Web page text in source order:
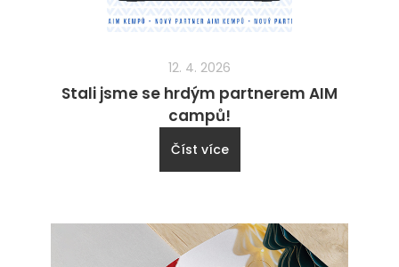
12. 4. 2026
Stali jsme se hrdým partnerem AIM
campů!
Číst více